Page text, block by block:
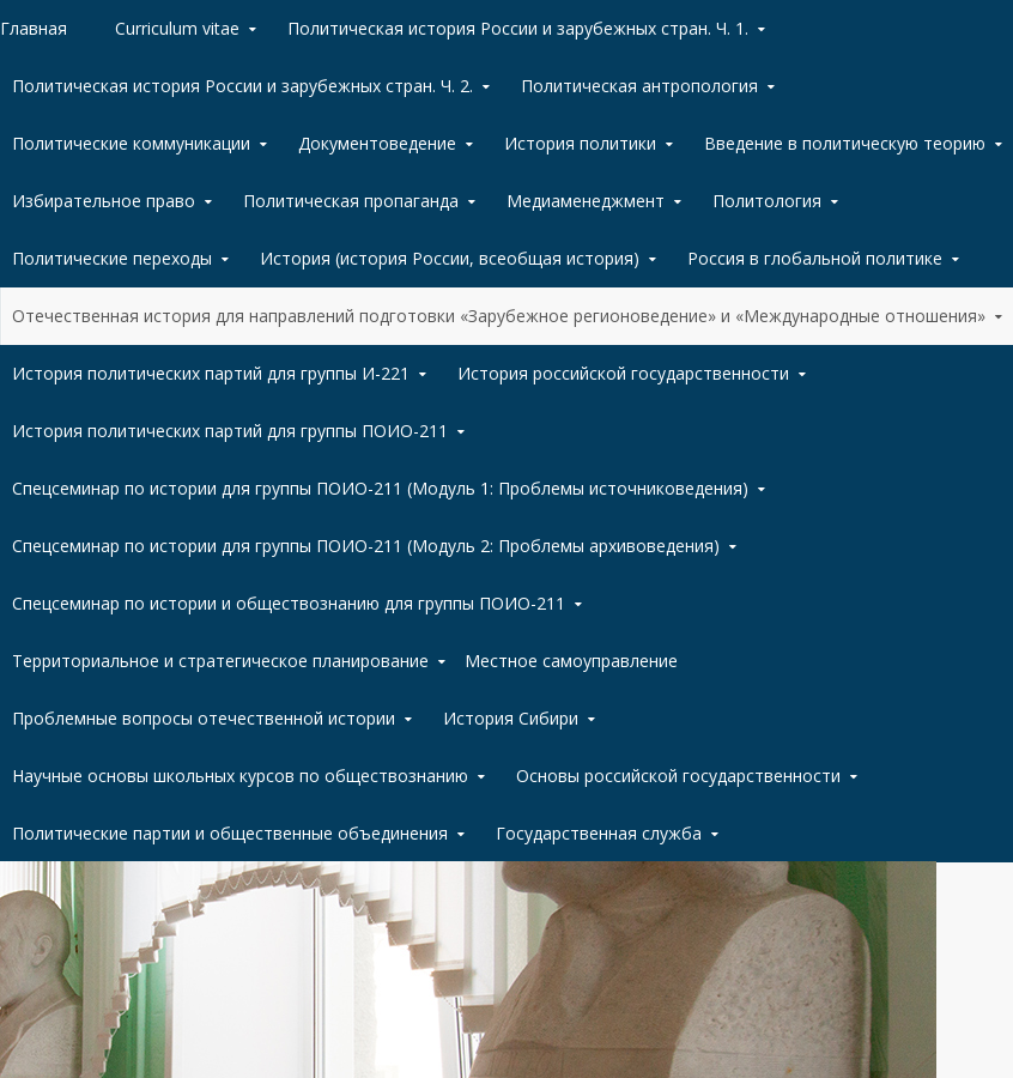
Главная Curriculum vitae Политическая история России и зарубежных стран. Ч. 1.
Политическая история России и зарубежных стран. Ч. 2. Политическая антропология
Политические коммуникации Документоведение История политики Введение в политическую теорию
Избирательное право Политическая пропаганда Медиаменеджмент Политология
Политические переходы История (история России, всеобщая история) Россия в глобальной политике
Отечественная история для направлений подготовки «Зарубежное регионоведение» и «Международные отношения»
История политических партий для группы И-221 История российской государственности
История политических партий для группы ПОИО-211
Спецсеминар по истории для группы ПОИО-211 (Модуль 1: Проблемы источниковедения)
Спецсеминар по истории для группы ПОИО-211 (Модуль 2: Проблемы архивоведения)
Спецсеминар по истории и обществознанию для группы ПОИО-211
Территориальное и стратегическое планирование Местное самоуправление
Проблемные вопросы отечественной истории История Сибири
Научные основы школьных курсов по обществознанию Основы российской государственности
Политические партии и общественные объединения Государственная служба